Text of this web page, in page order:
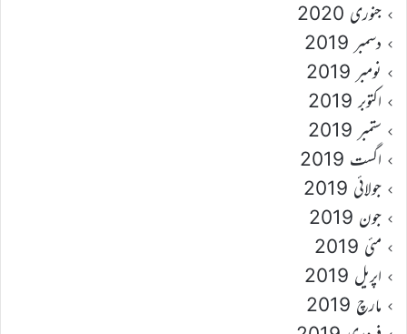
جنوری 2020
دسمبر 2019
نومبر 2019
اکتوبر 2019
ستمبر 2019
اگست 2019
جولائی 2019
جون 2019
مئی 2019
اپریل 2019
مارچ 2019